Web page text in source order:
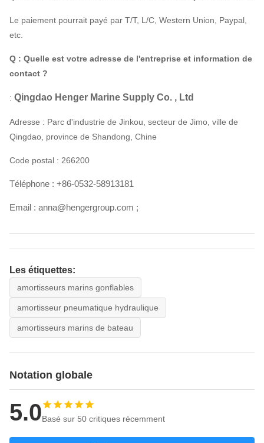
Le paiement pourrait payé par T/T, L/C, Western Union, Paypal,
etc.
Q : Quelle est votre adresse de l'entreprise et information de
contact ?
: Qingdao Henger Marine Supply Co. , Ltd
Adresse : Parc d'industrie de Jinkou, secteur de Jimo, ville de
Qingdao, province de Shandong, Chine
Code postal : 266200
Téléphone : +86-0532-58913181
Email : anna@hengergroup.com ;
Les étiquettes:
amortisseurs marins gonflables
amortisseur pneumatique hydraulique
amortisseurs marins de bateau
Notation globale
5.0Basé sur 50 critiques récemment